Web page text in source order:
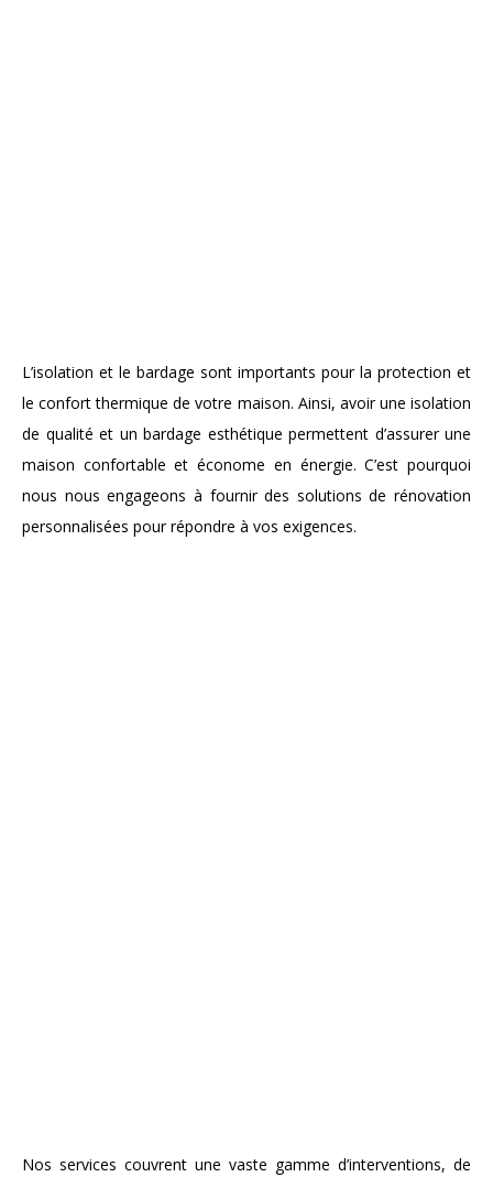
L’isolation et le bardage sont importants pour la protection et
le confort thermique de votre maison. Ainsi, avoir une isolation
de qualité et un bardage esthétique permettent d’assurer une
maison confortable et économe en énergie. C’est pourquoi
nous nous engageons à fournir des solutions de rénovation
personnalisées pour répondre à vos exigences.
Nos services couvrent une vaste gamme d’interventions, de